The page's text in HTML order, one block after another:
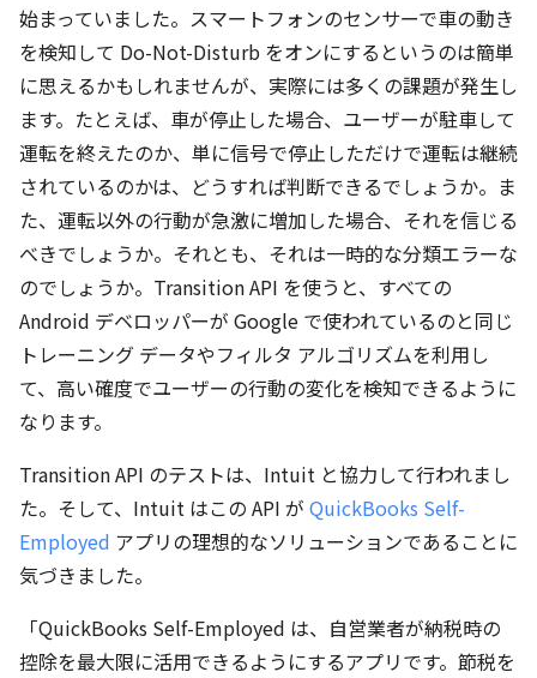
始まっていました。スマートフォンのセンサーで車の動き
を検知して Do-Not-Disturb をオンにするというのは簡単
に思えるかもしれませんが、実際には多くの課題が発生し
ます。たとえば、車が停止した場合、ユーザーが駐車して
運転を終えたのか、単に信号で停止しただけで運転は継続
されているのかは、どうすれば判断できるでしょうか。ま
た、運転以外の行動が急激に増加した場合、それを信じる
べきでしょうか。それとも、それは一時的な分類エラーな
のでしょうか。Transition API を使うと、すべての
Android デベロッパーが Google で使われているのと同じ
トレーニング データやフィルタ アルゴリズムを利用し
て、高い確度でユーザーの行動の変化を検知できるように
なります。
Transition API のテストは、Intuit と協力して行われまし
た。そして、Intuit はこの API が QuickBooks Self-
Employed アプリの理想的なソリューションであることに
気づきました。
「QuickBooks Self-Employed は、自営業者が納税時の
控除を最大限に活用できるようにするアプリです。節税を